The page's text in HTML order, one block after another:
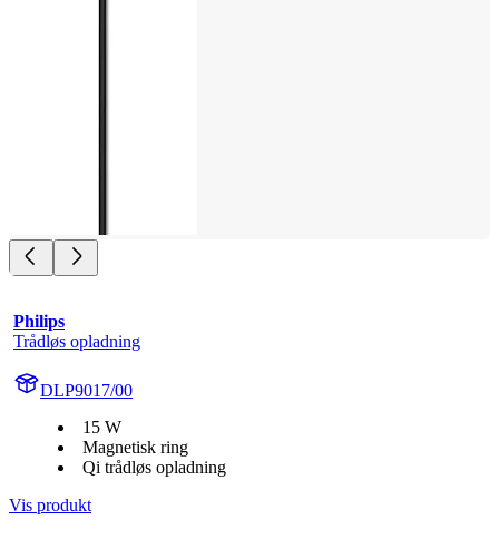
Philips
Trådløs opladning
DLP9017/00
15 W
Magnetisk ring
Qi trådløs opladning
Vis produkt